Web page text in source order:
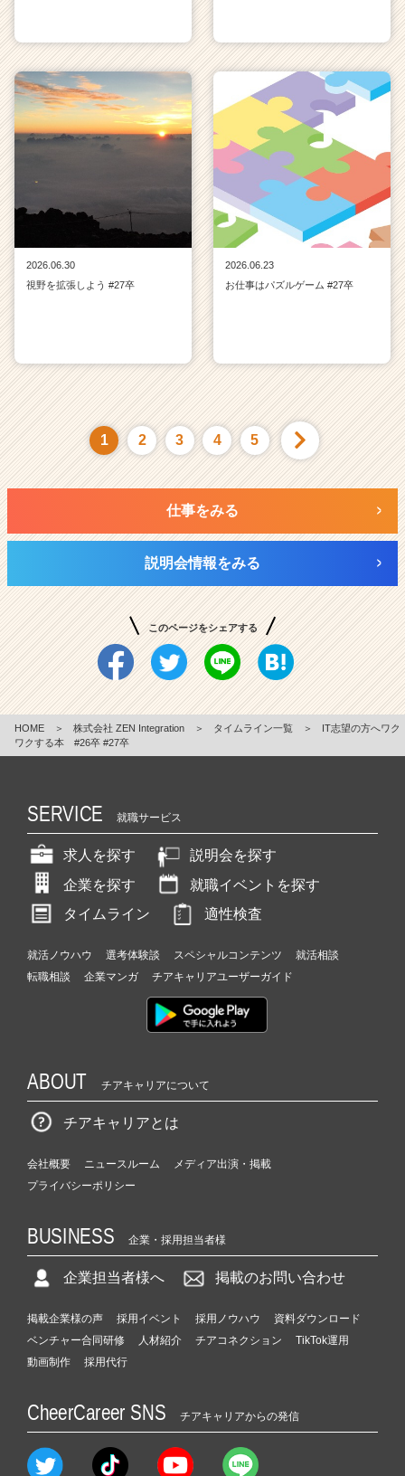
2026.06.30
視野を拡張しよう #27卒
2026.06.23
お仕事はパズルゲーム #27卒
1 2 3 4 5
仕事をみる
説明会情報をみる
このページをシェアする
HOME ＞ 株式会社 ZEN Integration ＞ タイムライン一覧 ＞
IT志望の方へワク
ワクする本 #26卒 #27卒
SERVICE 就職サービス
求人を探す
説明会を探す
企業を探す
就職イベントを探す
タイムライン
適性検査
就活ノウハウ 選考体験談 スペシャルコンテンツ
就活相談
転職相談
企業マンガ チアキャリアユーザーガイド
ABOUT チアキャリアについて
チアキャリアとは
会社概要 ニュースルーム
メディア出演・掲載
プライバシーポリシー
BUSINESS 企業・採用担当者様
企業担当者様へ 掲載のお問い合わせ
掲載企業様の声 採用イベント 採用ノウハウ
資料ダウンロード
ベンチャー合同研修
人材紹介 チアコネクション
TikTok運用
動画制作
採用代行
CheerCareer SNS チアキャリアからの発信